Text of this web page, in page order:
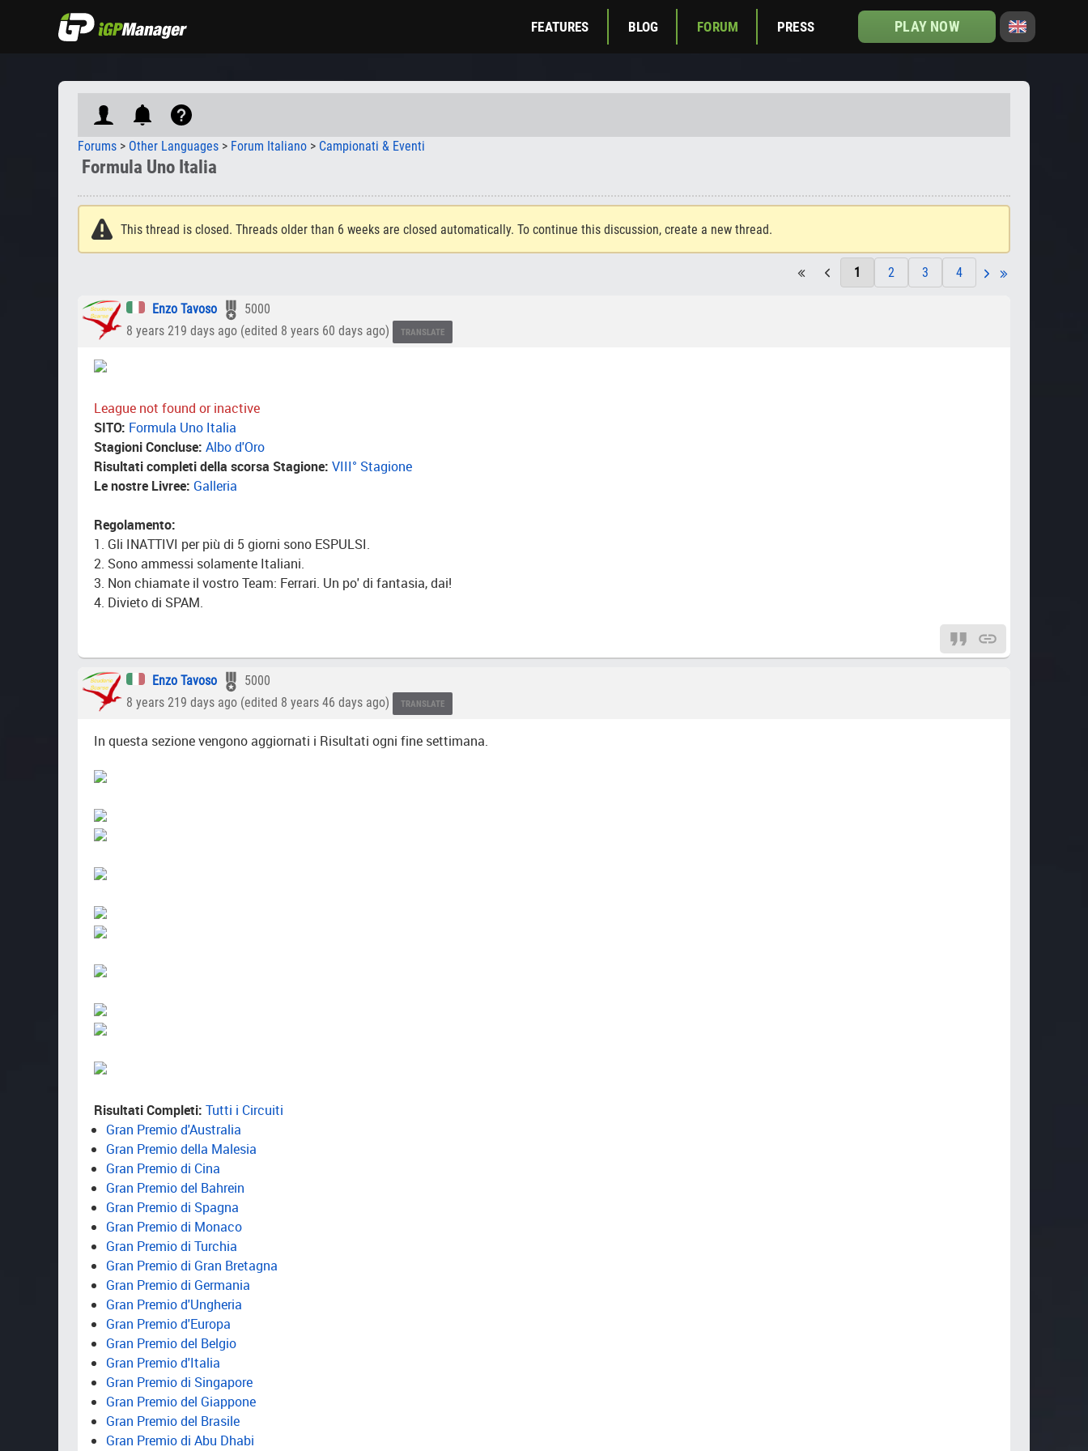
FEATURES BLOG FORUM PRESS PLAY NOW
Forums > Other Languages > Forum Italiano > Campionati & Eventi
Formula Uno Italia
This thread is closed. Threads older than 6 weeks are closed automatically. To continue this discussion, create a new thread.
1 2 3 4
Enzo Tavoso
5000
8 years 219 days ago (edited 8 years 60 days ago)
TRANSLATE
League not found or inactive
SITO: Formula Uno Italia
Stagioni Concluse: Albo d'Oro
Risultati completi della scorsa Stagione: VIII° Stagione
Le nostre Livree: Galleria
Regolamento:
1. Gli INATTIVI per più di 5 giorni sono ESPULSI.
2. Sono ammessi solamente Italiani.
3. Non chiamate il vostro Team: Ferrari. Un po' di fantasia, dai!
4. Divieto di SPAM.
Enzo Tavoso
5000
8 years 219 days ago (edited 8 years 46 days ago)
TRANSLATE
In questa sezione vengono aggiornati i Risultati ogni fine settimana.
Risultati Completi: Tutti i Circuiti
Gran Premio d'Australia
Gran Premio della Malesia
Gran Premio di Cina
Gran Premio del Bahrein
Gran Premio di Spagna
Gran Premio di Monaco
Gran Premio di Turchia
Gran Premio di Gran Bretagna
Gran Premio di Germania
Gran Premio d'Ungheria
Gran Premio d'Europa
Gran Premio del Belgio
Gran Premio d'Italia
Gran Premio di Singapore
Gran Premio del Giappone
Gran Premio del Brasile
Gran Premio di Abu Dhabi